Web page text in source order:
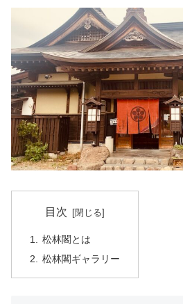
目次
松林閣とは
松林閣ギャラリー